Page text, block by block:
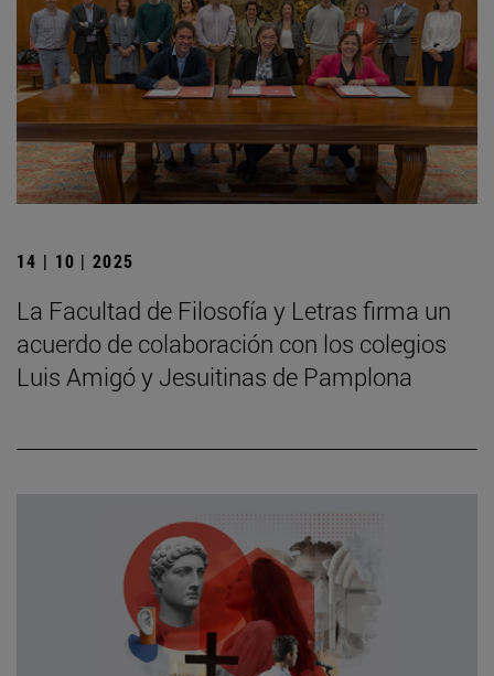
14 | 10 | 2025
La Facultad de Filosofía y Letras firma un
acuerdo de colaboración con los colegios
Luis Amigó y Jesuitinas de Pamplona